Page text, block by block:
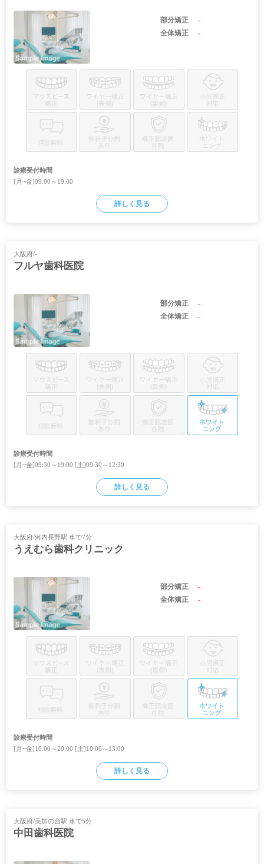
部分矯正 -
全体矯正 -
診療受付時間
[月~金]09:00～19:00
詳しく見る
大阪府/-
フルヤ歯科医院
部分矯正 -
全体矯正 -
診療受付時間
[月~金]09:30～19:00 [土]09:30～12:30
詳しく見る
大阪府/河内長野駅 車で7分
うえむら歯科クリニック
部分矯正 -
全体矯正 -
診療受付時間
[月~金]10:00～20:00 [土]10:00～13:00
詳しく見る
大阪府/美加の台駅 車で5分
中田歯科医院